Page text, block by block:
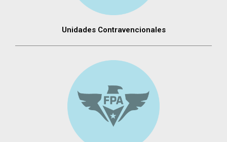
Unidades Contravencionales